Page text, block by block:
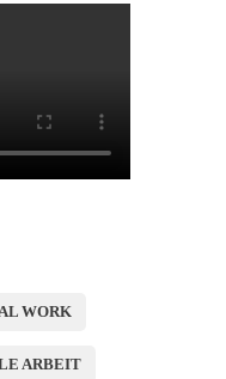
WORK
ARBEIT